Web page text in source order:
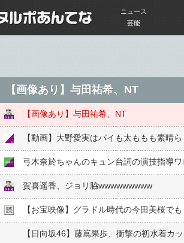
ニュース
芸能
【画像あり】与田祐希、NT
【画像あり】与田祐希、NT
【動画】大野愛実はパイも太ももも素晴
弓木奈於ちゃんのキュン台詞の演技指導ワ
賀喜遥香、ジョリ脇wwwwwwwww
【お宝映像】グラドル時代の今田美桜で
【日向坂46】藤嶌果歩、衝撃の初水着カ